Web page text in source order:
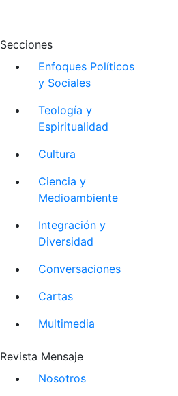
Secciones
Enfoques Políticos
y Sociales
Teología y
Espiritualidad
Cultura
Ciencia y
Medioambiente
Integración y
Diversidad
Conversaciones
Cartas
Multimedia
Revista Mensaje
Nosotros